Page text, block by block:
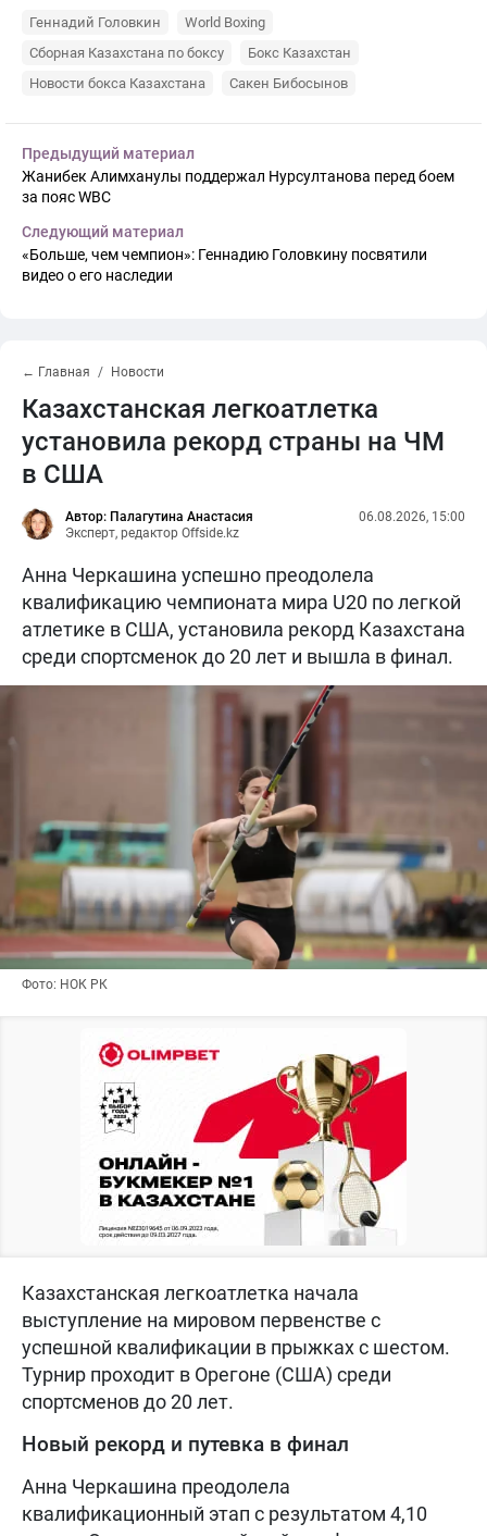
Геннадий Головкин
World Boxing
Сборная Казахстана по боксу
Бокс Казахстан
Новости бокса Казахстана
Сакен Бибосынов
Предыдущий материал
Жанибек Алимханулы поддержал Нурсултанова перед боем
за пояс WBC
Следующий материал
«Больше, чем чемпион»: Геннадию Головкину посвятили
видео о его наследии
← Главная Новости
Казахстанская легкоатлетка
установила рекорд страны на ЧМ
в США
Автор: Палагутина Анастасия
Эксперт, редактор Offside.kz
06.08.2026, 15:00
Анна Черкашина успешно преодолела
квалификацию чемпионата мира U20 по легкой
атлетике в США, установила рекорд Казахстана
среди спортсменок до 20 лет и вышла в финал.
Фото: НОК РК
Казахстанская легкоатлетка начала
выступление на мировом первенстве с
успешной квалификации в прыжках с шестом.
Турнир проходит в Орегоне (США) среди
спортсменов до 20 лет.
Новый рекорд и путевка в финал
Анна Черкашина преодолела
квалификационный этап с результатом 4,10